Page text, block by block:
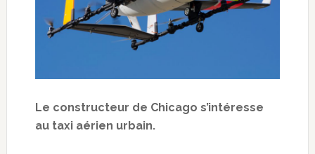
Le constructeur de Chicago s’intéresse
au taxi aérien urbain.